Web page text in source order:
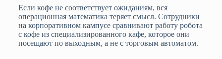
Если кофе не соответствует ожиданиям, вся
операционная математика теряет смысл. Сотрудники
на корпоративном кампусе сравнивают работу робота
с кофе из специализированного кафе, которое они
посещают по выходным, а не с торговым автоматом.